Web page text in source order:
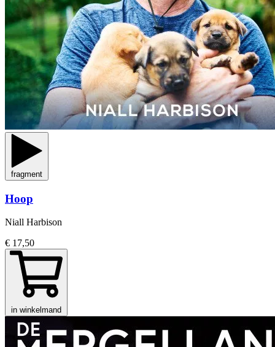
fragment
Hoop
Niall Harbison
€ 17,50
in winkelmand